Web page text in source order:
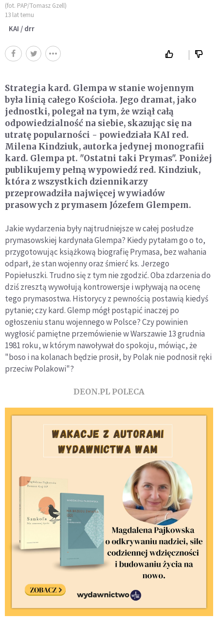
(fot. PAP/Tomasz Gzell)
13 lat temu
KAI / drr
Strategia kard. Glempa w stanie wojennym
była linią całego Kościoła. Jego dramat, jako
jednostki, polegał na tym, że wziął całą
odpowiedzialność na siebie, skazując się na
utratę popularności - powiedziała KAI red.
Milena Kindziuk, autorka jedynej monografii
kard. Glempa pt. "Ostatni taki Prymas". Poniżej
publikujemy pełną wypowiedź red. Kindziuk,
która z wszystkich dziennikarzy
przeprowadziła najwięcej wywiadów
prasowych z prymasem Józefem Glempem.
Jakie wydarzenia były najtrudniejsze w całej posłudze
prymasowskiej kardynała Glempa? Kiedy pytałam go o to,
przygotowując książkową biografię Prymasa, bez wahania
odparł, że stan wojenny oraz śmierć ks. Jerzego
Popiełuszki. Trudno się z tym nie zgodzić. Oba zdarzenia do
dziś zresztą wywołują kontrowersje i wpływają na ocenę
tego prymasostwa. Historycy z pewnością postawią kiedyś
pytanie; czy kard. Glemp mógł postąpić inaczej po
ogłoszeniu stanu wojennego w Polsce? Czy powinien
wygłosić pamiętne przemówienie w Warszawie 13 grudnia
1981 roku, w którym nawoływał do spokoju, mówiąc, że
"boso i na kolanach będzie prosił, by Polak nie podnosił ręki
przeciw Polakowi"?
DEON.PL POLECA